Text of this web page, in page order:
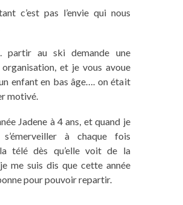
c’est pas l’envie qui nous
partir au ski demande une
et je vous avoue
un enfant en bas âge…. on était
motivé.
Jadene à 4 ans, et quand je
à chaque fois
télé dès qu’elle voit de la
me suis dis que cette année
pour pouvoir repartir.